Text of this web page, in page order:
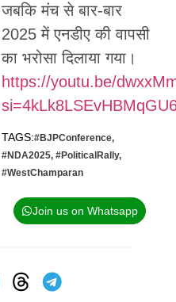
जबकि मंच से बार-बार
2025 में एनडीए की वापसी
का भरोसा दिलाया गया।
https://youtu.be/
TAGS:#BJPConference,
#NDA2025, #PoliticalRally,
#WestChamparan
Join us on Whatsapp